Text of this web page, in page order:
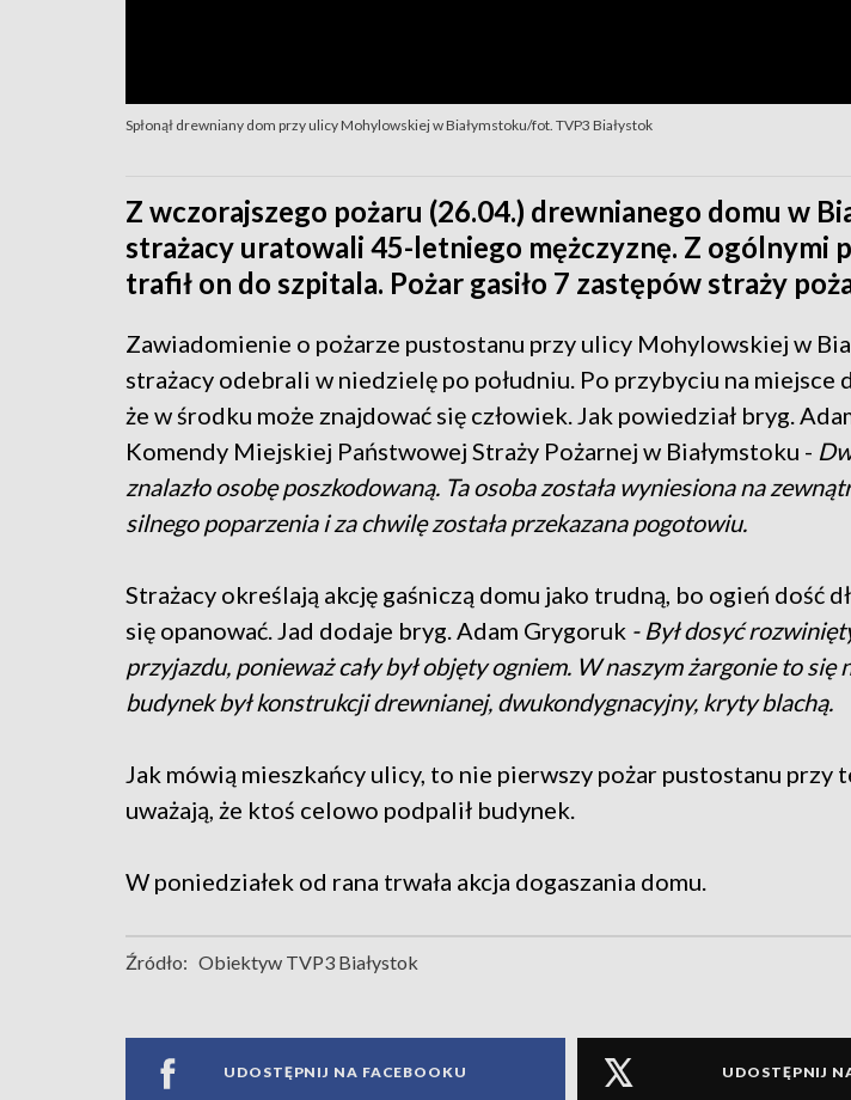
Spłonął drewniany dom przy ulicy Mohylowskiej w Białymstoku/fot. TVP3 Białystok
Z wczorajszego pożaru (26.04.) drewnianego domu w
strażacy uratowali 45-letniego mężczyznę. Z ogólnymi
trafił on do szpitala. Pożar gasiło 7 zastępów straży
Zawiadomienie o pożarze pustostanu przy ulicy Mohylowskiej w
strażacy odebrali w niedzielę po południu. Po przybyciu na miejsce
że w środku może znajdować się człowiek. Jak powiedział bryg.
Komendy Miejskiej Państwowej Straży Pożarnej w Białymstoku -
znalazło osobę poszkodowaną. Ta osoba została wyniesiona na
silnego poparzenia i za chwilę została przekazana pogotowiu.
Strażacy określają akcję gaśniczą domu jako trudną, bo ogień dość
się opanować. Jad dodaje bryg. Adam Grygoruk - Był dosyć
przyjazdu, ponieważ cały był objęty ogniem. W naszym żargonie to się
budynek był konstrukcji drewnianej, dwukondygnacyjny, kryty blachą.
Jak mówią mieszkańcy ulicy, to nie pierwszy pożar pustostanu przy
uważają, że ktoś celowo podpalił budynek.
W poniedziałek od rana trwała akcja dogaszania domu.
Źródło: Obiektyw TVP3 Białystok
UDOSTĘPNIJ NA FACEBOOKU UDOSTĘPNIJ